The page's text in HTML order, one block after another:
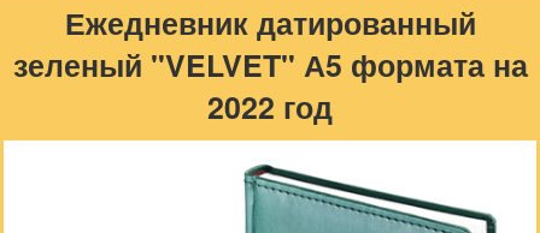
Ежедневник датированный
зеленый "VELVET" А5 формата на
2022 год